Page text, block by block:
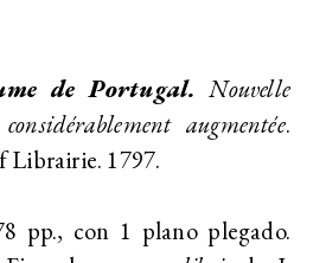
de Portugal. Nouvelle
augmentée.
Librairie. 1797.
pp., con 1 plano plegado.